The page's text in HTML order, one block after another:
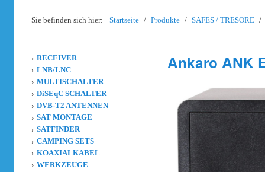
Sie befinden sich hier: Startseite / Produkte / SAFES / TRESORE /
RECEIVER
LNB/LNC
MULTISCHALTER
DiSEqC SCHALTER
DVB-T2 ANTENNEN
SAT MONTAGE
SATFINDER
CAMPING SETS
KOAXIALKABEL
WERKZEUGE
Ankaro ANK